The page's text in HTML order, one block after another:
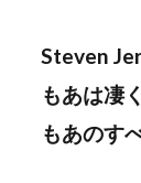
Steven
もあは凄
もあのす